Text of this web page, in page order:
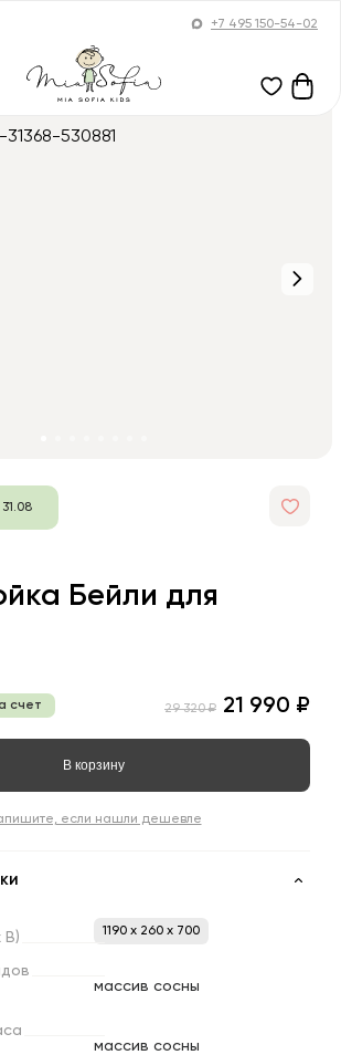
+7 495 150-54-02
Бейли для
счет 29 320 ₽ 21 990 ₽
В корзину
если нашли дешевле
В) 1190 x 260 x 700
массив сосны
массив сосны